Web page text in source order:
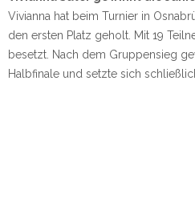
Vivianna hat beim Turnier in
den ersten Platz geholt. Mit 19
besetzt. Nach dem Gruppensieg
Halbfinale und setzte sich